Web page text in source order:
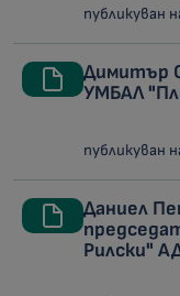
публикуван
Димитър
УМБАЛ
публикуван
Даниел
Рилски"